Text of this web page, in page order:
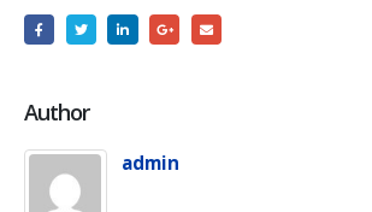
Author
admin